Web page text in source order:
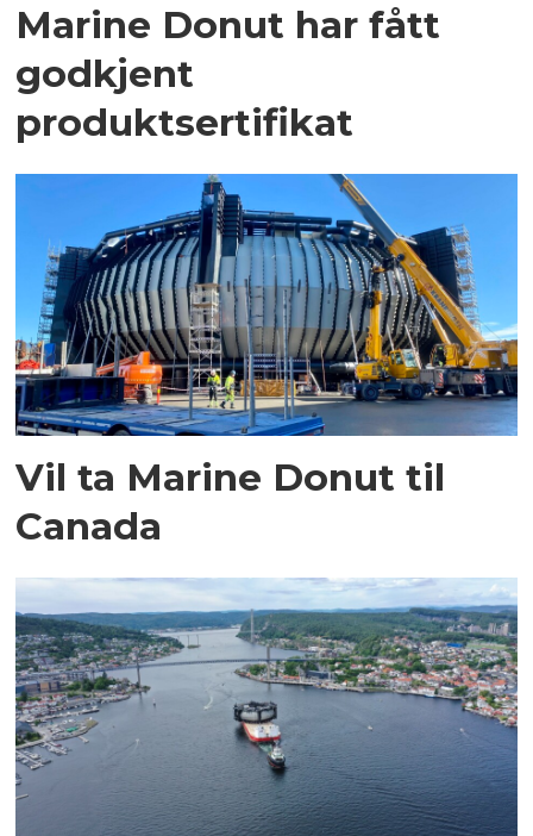
Marine Donut har fått
godkjent
produktsertifikat
Vil ta Marine Donut til
Canada